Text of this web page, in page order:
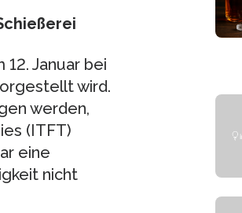
Januar bei
wird.
werden,
(ITFT)
eine
nicht